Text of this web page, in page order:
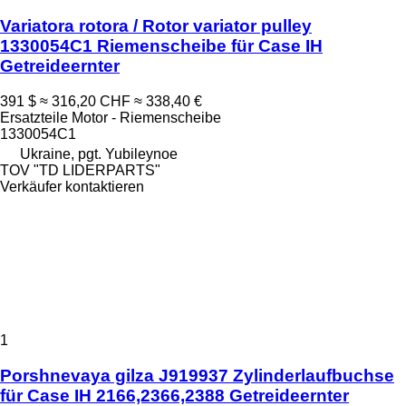
Variatora rotora / Rotor variator pulley
1330054C1 Riemenscheibe für Case IH
Getreideernter
391 $ ≈ 316,20 CHF ≈ 338,40 €
Ersatzteile Motor - Riemenscheibe
1330054C1
Ukraine, pgt. Yubileynoe
TOV "TD LIDERPARTS"
Verkäufer kontaktieren
1
Porshnevaya gilza J919937 Zylinderlaufbuchse
für Case IH 2166,2366,2388 Getreideernter